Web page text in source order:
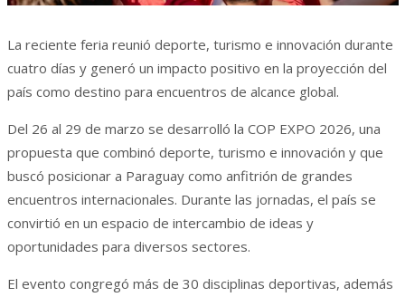
La reciente feria reunió deporte, turismo e innovación durante
cuatro días y generó un impacto positivo en la proyección del
país como destino para encuentros de alcance global.
Del 26 al 29 de marzo se desarrolló la COP EXPO 2026, una
propuesta que combinó deporte, turismo e innovación y que
buscó posicionar a Paraguay como anfitrión de grandes
encuentros internacionales. Durante las jornadas, el país se
convirtió en un espacio de intercambio de ideas y
oportunidades para diversos sectores.
El evento congregó más de 30 disciplinas deportivas, además